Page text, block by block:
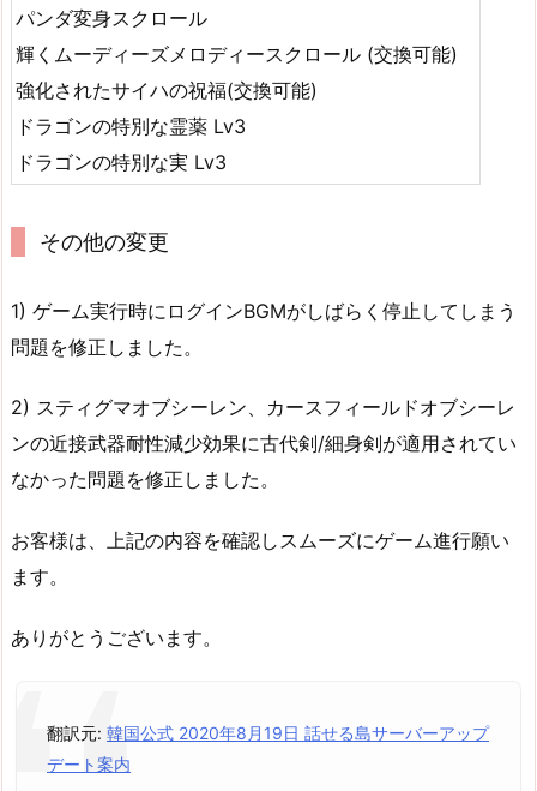
パンダ変身スクロール
輝くムーディーズメロディースクロール (交換可能)
強化されたサイハの祝福(交換可能)
ドラゴンの特別な霊薬 Lv3
ドラゴンの特別な実 Lv3
その他の変更
1) ゲーム実行時にログインBGMがしばらく停止してしまう
問題を修正しました。
2) スティグマオブシーレン、カースフィールドオブシーレ
ンの近接武器耐性減少効果に古代剣/細身剣が適用されてい
なかった問題を修正しました。
お客様は、上記の内容を確認しスムーズにゲーム進行願い
ます。
ありがとうございます。
翻訳元: 韓国公式 2020年8月19日 話せる島サーバーアップ
デート案内